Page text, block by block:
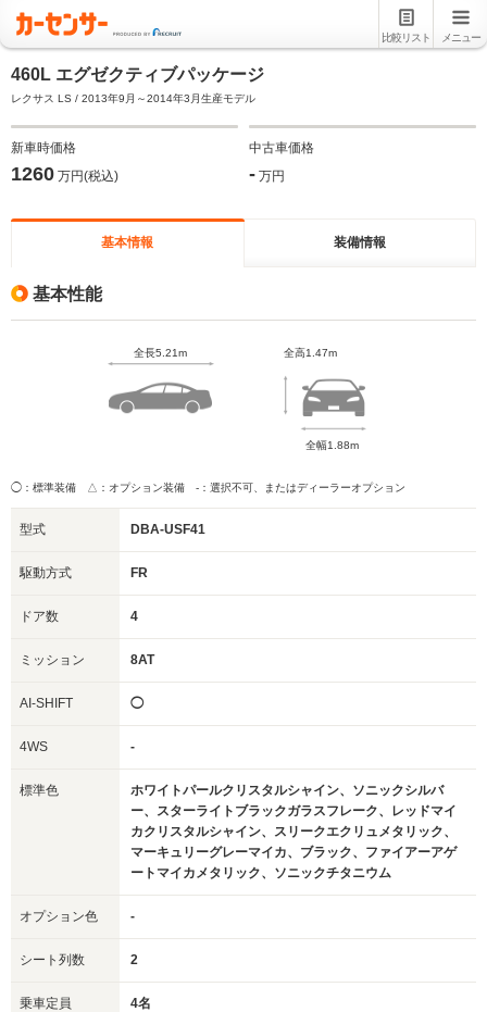
比較リスト メニュー
460L エグゼクティブパッケージ
レクサス LS / 2013年9月～2014年3月生産モデル
新車時価格
1260 万円(税込)
中古車価格
- 万円
基本情報 装備情報
基本性能
全長5.21m 全高1.47m
全幅1.88m
◯：標準装備 △：オプション装備 -：選択不可、またはディーラーオプション
型式 DBA-USF41
駆動方式 FR
ドア数 4
ミッション 8AT
AI-SHIFT ◯
4WS -
標準色
ホワイトパールクリスタルシャイン、ソニックシルバ
ー、スターライトブラックガラスフレーク、レッドマイ
カクリスタルシャイン、スリークエクリュメタリック、
マーキュリーグレーマイカ、ブラック、ファイアーアゲ
ートマイカメタリック、ソニックチタニウム
オプション色 -
シート列数 2
乗車定員 4名